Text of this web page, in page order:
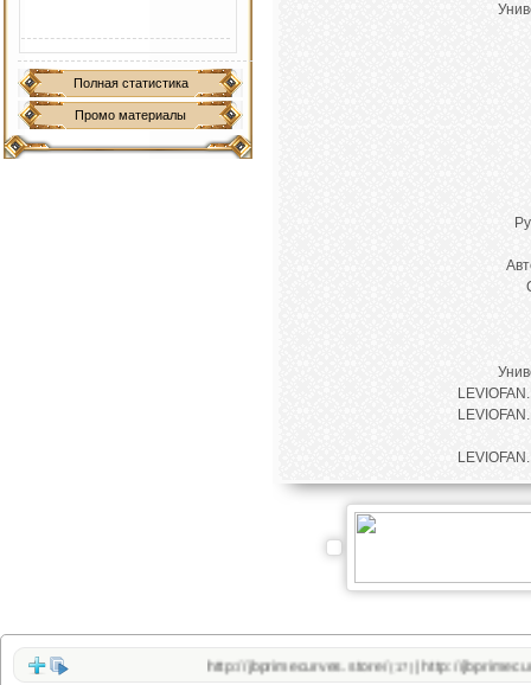
Полная статистика
Промо материалы